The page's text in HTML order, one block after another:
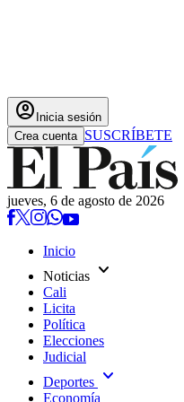
account_circle Inicia sesión
Crea cuenta SUSCRÍBETE
jueves, 6 de agosto de 2026
Inicio
Noticias expand_more
Cali
Licita
Política
Elecciones
Judicial
Deportes expand_more
Economía